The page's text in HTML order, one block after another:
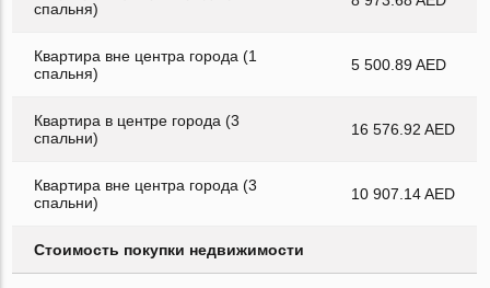
спальня)
Квартира вне центра города (1
спальня)
5 500.89 AED
Квартира в центре города (3
спальни)
16 576.92 AED
Квартира вне центра города (3
спальни)
10 907.14 AED
Стоимость покупки недвижимости